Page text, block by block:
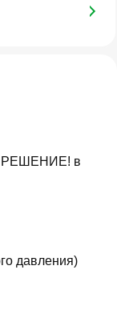
РЕШЕНИЕ! в
давления)